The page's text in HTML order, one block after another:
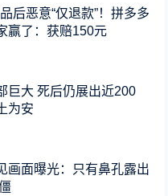
后恶意“仅退款”！拼多多
赢了：获赔150元
巨大 死后仍展出近200
为安
画面曝光：只有鼻孔露出